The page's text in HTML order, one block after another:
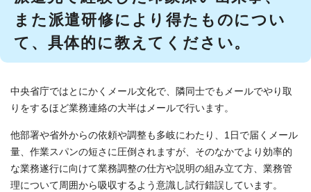
また派遣研修により得たものについ
て、具体的に教えてください。
中央省庁ではとにかくメール文化で、隣同士でもメールでやり取
りをするほど業務連絡の大半はメールで行います。
他部署や省外からの依頼や調整も多岐にわたり、1日で届くメール
量、作業スパンの短さに圧倒されますが、そのなかでより効率的
な業務遂行に向けて業務調整の仕方や説明の組み立て方、業務管
理について周囲から吸収するよう意識し試行錯誤しています。